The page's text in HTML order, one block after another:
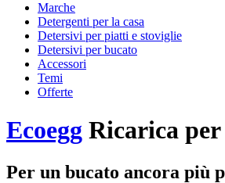
Marche
Detergenti per la casa
Detersivi per piatti e stoviglie
Detersivi per bucato
Accessori
Temi
Offerte
Ecoegg Ricarica
Per un bucato ancora più